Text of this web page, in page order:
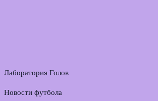
Лаборатория Голов
Новости футбола